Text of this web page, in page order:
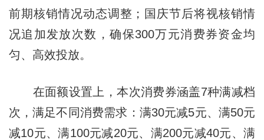
前期核销情况动态调整；国庆节后将视核销情
况追加发放次数，确保300万元消费券资金均
匀、高效投放。
在面额设置上，本次消费券涵盖7种满减档
次，满足不同消费需求：满30元减5元、满50元
减10元、满100元减20元、满200元减40元、满